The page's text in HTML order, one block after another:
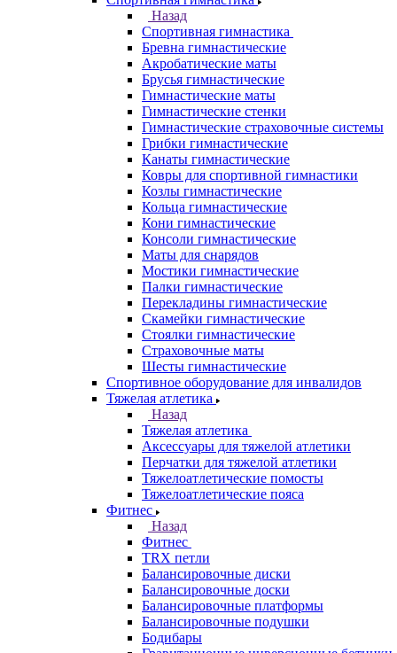
Назад
Спортивная гимнастика
Бревна гимнастические
Акробатические маты
Брусья гимнастические
Гимнастические маты
Гимнастические стенки
Гимнастические страховочные системы
Грибки гимнастические
Канаты гимнастические
Ковры для спортивной гимнастики
Козлы гимнастические
Кольца гимнастические
Кони гимнастические
Консоли гимнастические
Маты для снарядов
Мостики гимнастические
Палки гимнастические
Перекладины гимнастические
Скамейки гимнастические
Стоялки гимнастические
Страховочные маты
Шесты гимнастические
Спортивное оборудование для инвалидов
Тяжелая атлетика
Назад
Тяжелая атлетика
Аксессуары для тяжелой атлетики
Перчатки для тяжелой атлетики
Тяжелоатлетические помосты
Тяжелоатлетические пояса
Фитнес
Назад
Фитнес
TRX петли
Балансировочные диски
Балансировочные доски
Балансировочные платформы
Балансировочные подушки
Бодибары